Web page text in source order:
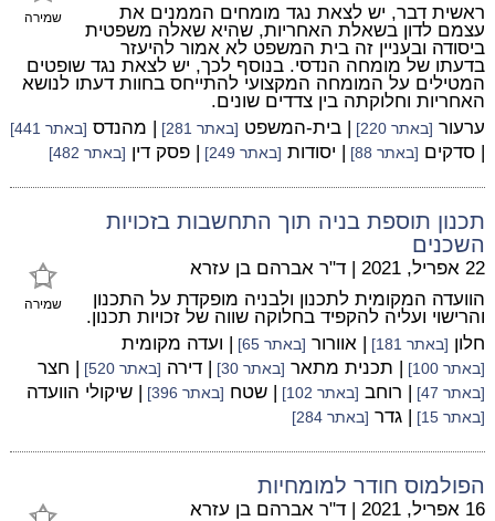
שמירה
ראשית דבר, יש לצאת נגד מומחים הממנים את
עצמם לדון בשאלת האחריות, שהיא שאלה משפטית
ביסודה ובעניין זה בית המשפט לא אמור להיעזר
בדעתו של מומחה הנדסי. בנוסף לכך, יש לצאת נגד שופטים
המטילים על המומחה המקצועי להתייחס בחוות דעתו לנושא
האחריות וחלוקתה בין צדדים שונים.
ערעור [באתר 220] | בית-המשפט [באתר 281] | מהנדס [באתר 441]
| סדקים [באתר 88] | יסודות [באתר 249] | פסק דין [באתר 482]
תכנון תוספת בניה תוך התחשבות בזכויות
השכנים
שמירה
22 אפריל, 2021 | ד"ר אברהם בן עזרא
הוועדה המקומית לתכנון ולבניה מופקדת על התכנון
והרישוי ועליה להקפיד בחלוקה שווה של זכויות תכנון.
חלון [באתר 181] | אוורור [באתר 65] | ועדה מקומית
[באתר 100] | תכנית מתאר [באתר 30] | דירה [באתר 520] | חצר
[באתר 47] | רוחב [באתר 102] | שטח [באתר 396] | שיקולי הוועדה
[באתר 15] | גדר [באתר 284]
הפולמוס חודר למומחיות
16 אפריל, 2021 | ד"ר אברהם בן עזרא